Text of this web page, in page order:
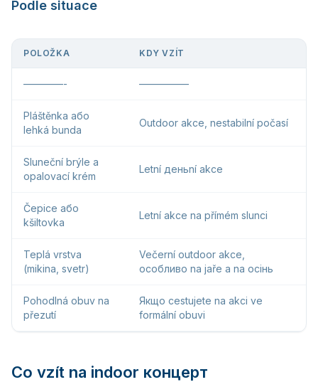
Podle situace
POLOŽKA KDY VZÍT
————- —————
Pláštěnka або
lehká bunda
Outdoor akce, nestabilní počasí
Sluneční brýle a
opalovací krém
Letní деньní akce
Čepice або
kšiltovka
Letní akce na přímém slunci
Teplá vrstva
(mikina, svetr)
Večerní outdoor akce,
особливо na jaře a na осінь
Pohodlná obuv na
přezutí
Якщо cestujete na akci ve
formální obuvi
Co vzít na indoor концерт